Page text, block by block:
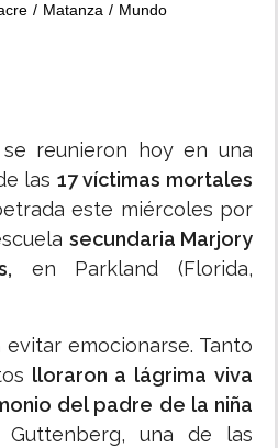
Matanza Mundo
reunieron hoy en una
las 17 víctimas mortales
este miércoles por
secundaria Marjory
en Parkland (Florida,
emocionarse. Tanto
lloraron a lágrima viva
del padre de la niña
una de las